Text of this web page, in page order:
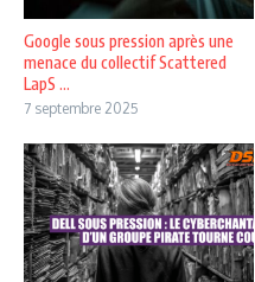
Google sous pression après une
menace du collectif Scattered
LapS ...
7 septembre 2025